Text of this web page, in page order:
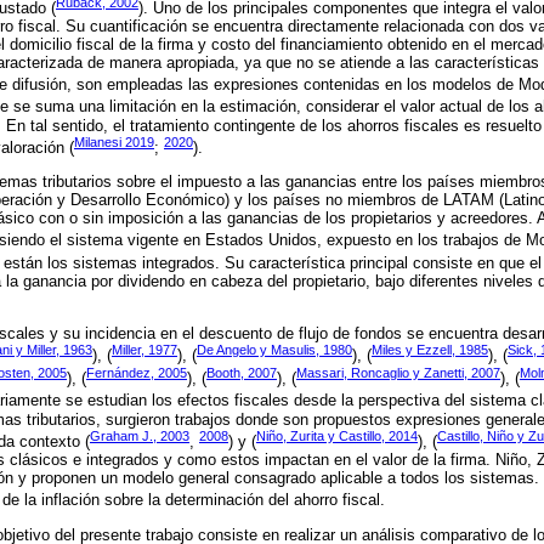
(
). Uno de los principales componentes que integra el
fiscal. Su cuantificación se encuentra directamente relacionada con dos
domicilio fiscal de la firma y costo del financiamiento obtenido en el
de manera apropiada, ya que no se atiende a las
difusión, son empleadas las expresiones contenidas en los modelos de
se suma una limitación en la estimación, considerar el valor actual de los
tal sentido, el tratamiento contingente de los ahorros fiscales es
(Milanesi 2019; 2020).
tributarios sobre el impuesto a las ganancias entre los países
y Desarrollo Económico) y los países no miembros de LATAM
con o sin imposición a las ganancias de los propietarios y acreedores.
el sistema vigente en Estados Unidos, expuesto en los trabajos de
los sistemas integrados. Su característica principal consiste en que
la ganancia por dividendo en cabeza del propietario, bajo diferentes niveles
y su incidencia en el descuento de flujo de fondos se encuentra
y Miller, 1963), (Miller, 1977), (De Angelo y Masulis, 1980), (Miles y Ezzell, 1985), (Sick,
2005), (Fernández, 2005), (Booth, 2007), (Massari, Roncaglio y Zanetti, 2007), (
se estudian los efectos fiscales desde la perspectiva del sistema
tributarios, surgieron trabajos donde son propuestos expresiones
contexto (Graham J., 2003 2008) y (Niño, Zurita y Castillo, 2014), (Castillo, Niño y
clásicos e integrados y como estos impactan en el valor de la firma. Niño,
y proponen un modelo general consagrado aplicable a todos los
la inflación sobre la determinación del ahorro fiscal.
del presente trabajo consiste en realizar un análisis comparativo de